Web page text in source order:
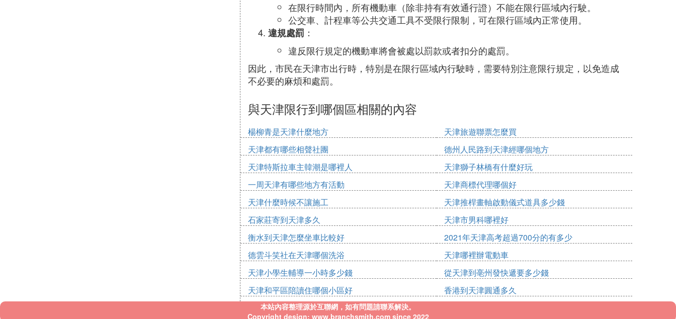
在限行時間內，所有機動車（除非持有有效通行證）不能在限行區域內行駛。
公交車、計程車等公共交通工具不受限行限制，可在限行區域內正常使用。
違規處罰 ：
違反限行規定的機動車將會被處以罰款或者扣分的處罰。
因此，市民在天津市出行時，特別是在限行區域內行駛時，需要特別注意限行規定，以免造成
不必要的麻煩和處罰。
與天津限行到哪個區相關的內容
楊柳青是天津什麼地方
天津旅遊聯票怎麼買
天津都有哪些相聲社團
德州人民路到天津經哪個地方
天津特斯拉車主韓潮是哪裡人
天津獅子林橋有什麼好玩
一周天津有哪些地方有活動
天津商標代理哪個好
天津什麼時候不讓施工
天津推桿畫軸啟動儀式道具多少錢
石家莊寄到天津多久
天津市男科哪裡好
衡水到天津怎麼坐車比較好
2021年天津高考超過700分的有多少
德雲斗笑社在天津哪個洗浴
天津哪裡辦電動車
天津小學生輔導一小時多少錢
從天津到亳州發快遞要多少錢
天津和平區陪讀住哪個小區好
香港到天津圓通多久
本站內容整理源於互聯網，如有問題請聯系解決。
Copyright design: www.branchsmith.com since 2022